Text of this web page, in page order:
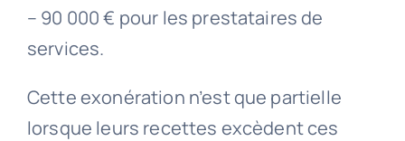
– 90 000 € pour les prestataires de
services.
Cette exonération n’est que partielle
lorsque leurs recettes excèdent ces